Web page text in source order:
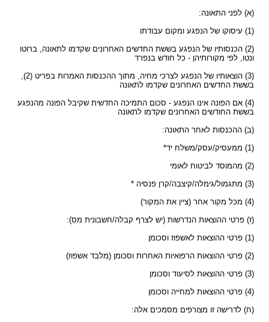
(א) לפני התאונה:
(1) עיסוקו של הנפגע ומקום עבודתו
(2) הכנסותיו של הנפגע בששת החדשים האחרונים שקדמו לתאונה, ברוטו
ונטו, לפי מקורותיהן - כל חודש בנפרד
(3) הוצאותיו של הנפגע לצרכי מחיה, מתוך ההכנסות האמרות בפריט (2),
בששת החדשים האחרונים שקדמו לתאונה
(4) אם הפונה אינו הנפגע - סכום התמיכה החדשית שקיבל הפונה מהנפגע
בששת החודשים האחרונים שקדמו לתאונה
(ב) ההכנסות לאחר התאונה:
(1) ממעסיק/עסק/משלח יד*
(2) מהמוסד לביטוח לאומי
(3) מתגמול/גימלה/קיצבה/קרן פנסיה *
(4) מכל מקור אחר (ציין את המקור)
(ז) פרטי ההוצאות הנדרשות (יש לצרף קבלה/חשבונית מס):
(1) פרטי ההוצאות לאשפוז וסכומן
(2) פרטי ההוצאות הרפואיות האחרות וסכומן (מלבד אשפוז)
(3) פרטי ההוצאות לסיעוד וסכומן
(4) פרטי ההוצאות למחייה וסכומן
(ח) לדרישה זו מצורפים מסמכים אלה: